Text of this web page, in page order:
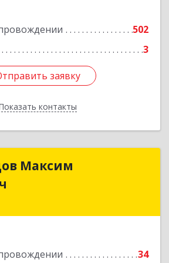
502
3
заявку
контакты
заявку
Назад
Максим
34
ИП Жеребцов Максим
Подробнее